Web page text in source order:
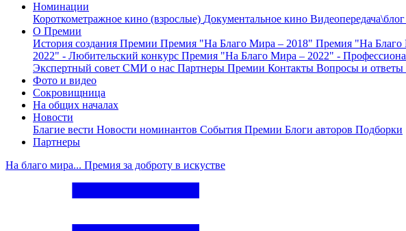
Номинации
Короткометражное кино (взрослые) Документальное кино
О Премии
История создания Премии Премия "На Благо Мира – 2018" Премия "На Благо
2022" - Любительский конкурс Премия "На Благо Мира – 2022" -
Экспертный совет СМИ о нас Партнеры Премии Контакты Вопросы и ответы
Фото и видео
Сокровищница
На общих началах
Новости
Благие вести Новости номинантов События Премии Блоги авторов Подборки
Партнеры
На благо мира... Премия за доброту в искустве